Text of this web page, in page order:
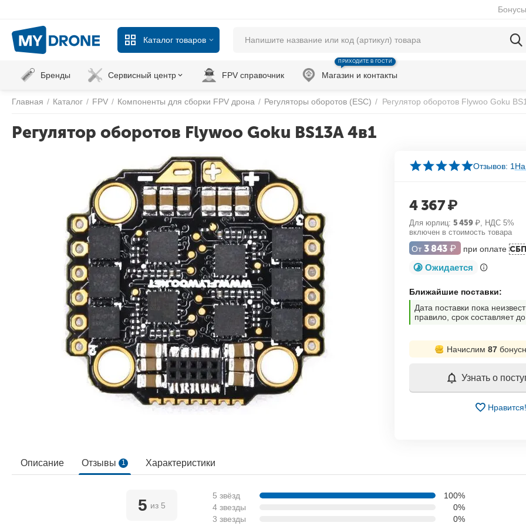
Каталог товаров
Бренды Сервисный центр FPV справочник Магазин и контакты
ПРИХОДИТЕ В ГОСТИ
Главная / Каталог / FPV / Компоненты для сборки FPV дрона / Регуляторы оборотов (ESC) / Регулятор оборотов Flywoo Goku
Регулятор оборотов Flywoo Goku BS13A 4в1
Отзывов: 1
4 367₽
Для юрлиц: 5 459 ₽, НДС 5%
включен в стоимость товара
От 3 843 ₽ при оплате
Ожидается
Ближайшие поставки:
Дата поставки пока
правило, срок составляет
Начислим 87
Узнать о
Нравится!
Описание Отзывы 1 Характеристики
5 из 5
5 звёзд
100%
4 звезды
0%
3 звезды
0%